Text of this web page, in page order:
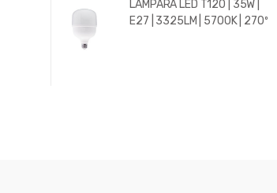
LAMPARA LED T120 | 35W |
E27 | 3325LM | 5700K | 270º